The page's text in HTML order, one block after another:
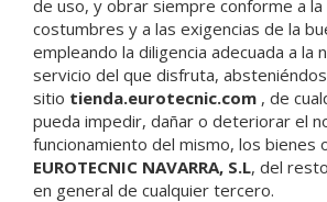
de uso, y obrar siempre conforme a la
costumbres y a las exigencias de la
empleando la diligencia adecuada a la
servicio del que disfruta,
sitio tienda.eurotecnic.com , de
pueda impedir, dañar o deteriorar el
funcionamiento del mismo, los bienes
EUROTECNIC NAVARRA, S.L, del
en general de cualquier tercero.